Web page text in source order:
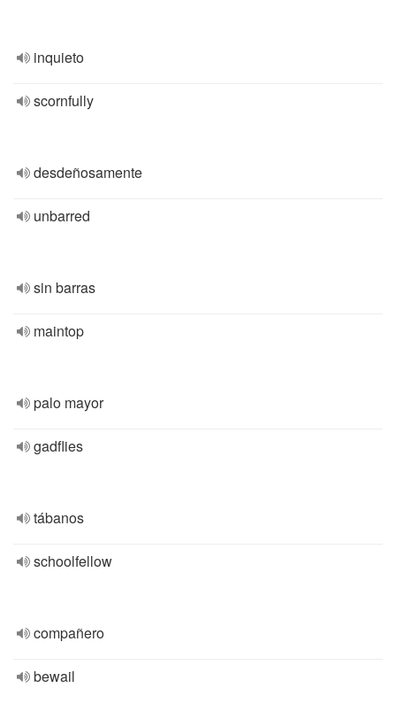
inquieto
scornfully
desdeñosamente
unbarred
sin barras
maintop
palo mayor
gadflies
tábanos
schoolfellow
compañero
bewail